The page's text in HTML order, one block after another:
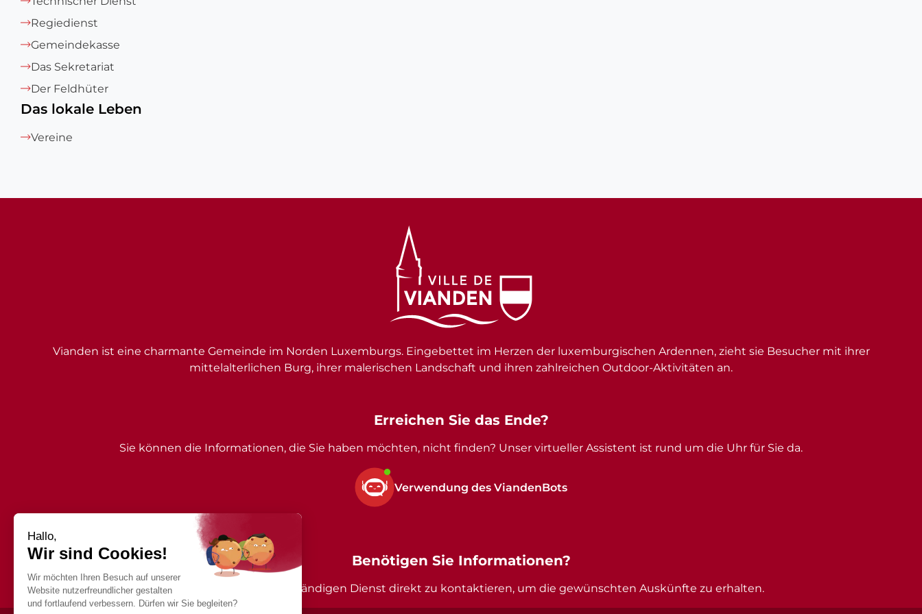
Regiedienst
Gemeindekasse
Das Sekretariat
Der Feldhüter
Das lokale Leben
Vereine
Erreichen Sie das Ende?
Sie können die Informationen, die Sie haben möchten, nicht finden? Unser virtueller Assistent ist rund um die Uhr für Sie da.
Verwendung des ViandenBots
Vianden ist eine charmante Gemeinde im Norden Luxemburgs. Eingebettet im Herzen der luxemburgischen Ardennen, zieht sie Besucher mit ihrer
mittelalterlichen Burg, ihrer malerischen Landschaft und ihren zahlreichen Outdoor-Aktivitäten an.
Benötigen Sie Informationen?
Zögern Sie nicht, den zuständigen Dienst direkt zu kontaktieren, um die gewünschten Auskünfte zu erhalten.